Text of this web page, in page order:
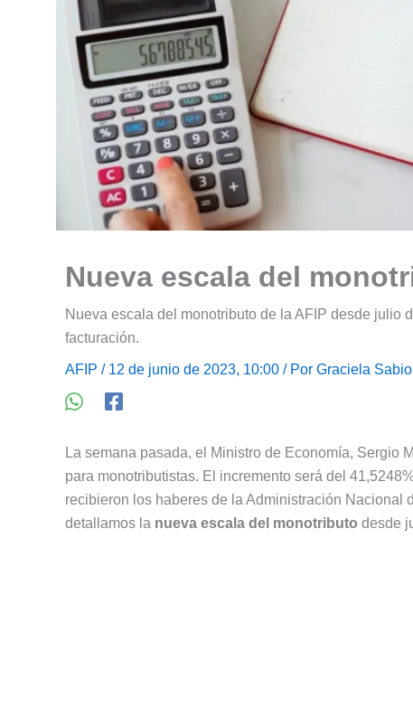
Nueva escala del
Nueva escala del monotributo de la AFIP desde julio
facturación.
AFIP / 12 de junio de 2023, 10:00 / Por Graciela Sabio
La semana pasada, el Ministro de Economía, Sergio
para monotributistas. El incremento será del
recibieron los haberes de la Administración Nacional
detallamos la nueva escala del monotributo desde